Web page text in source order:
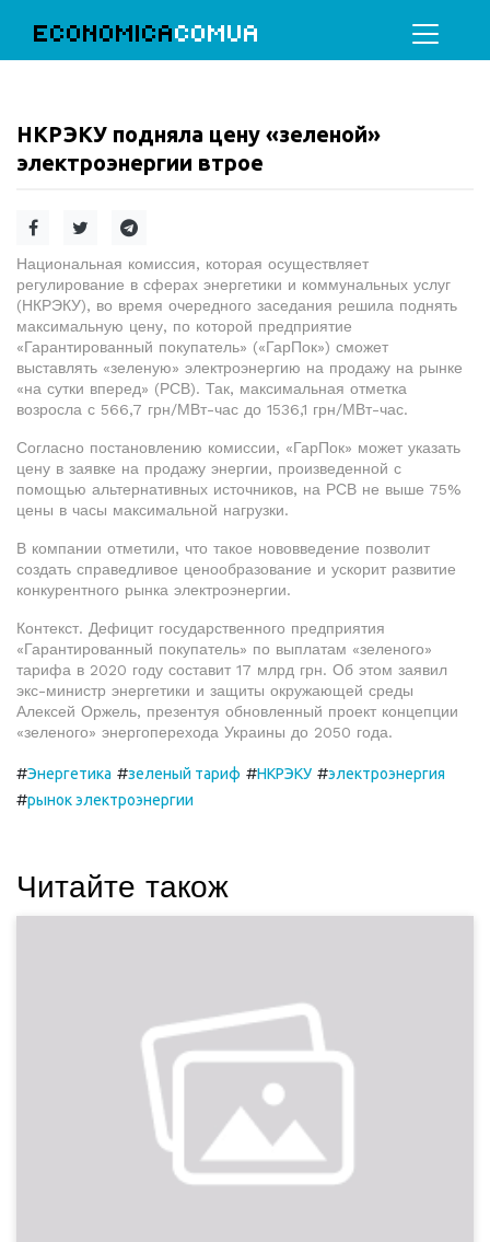
ECONOMICACOMUA
НКРЭКУ подняла цену «зеленой»
электроэнергии втрое
Национальная комиссия, которая осуществляет
регулирование в сферах энергетики и коммунальных услуг
(НКРЭКУ), во время очередного заседания решила поднять
максимальную цену, по которой предприятие
«Гарантированный покупатель» («ГарПок») сможет
выставлять «зеленую» электроэнергию на продажу на рынке
«на сутки вперед» (РСВ). Так, максимальная отметка
возросла с 566,7 грн/МВт-час до 1536,1 грн/МВт-час.
Согласно постановлению комиссии, «ГарПок» может указать
цену в заявке на продажу энергии, произведенной с
помощью альтернативных источников, на РСВ не выше 75%
цены в часы максимальной нагрузки.
В компании отметили, что такое нововведение позволит
создать справедливое ценообразование и ускорит развитие
конкурентного рынка электроэнергии.
Контекст. Дефицит государственного предприятия
«Гарантированный покупатель» по выплатам «зеленого»
тарифа в 2020 году составит 17 млрд грн. Об этом заявил
экс-министр энергетики и защиты окружающей среды
Алексей Оржель, презентуя обновленный проект концепции
«зеленого» энергоперехода Украины до 2050 года.
#Энергетика #зеленый тариф #НКРЭКУ #электроэнергия
#рынок электроэнергии
Читайте також